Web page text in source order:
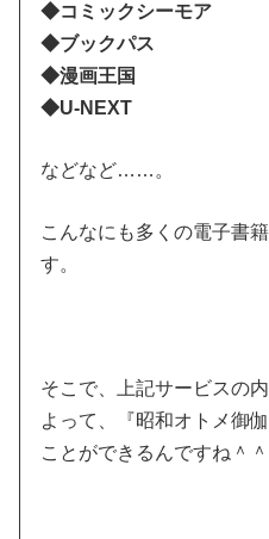
◆コミックシーモア
◆ブックパス
◆漫画王国
◆U-NEXT
などなど……。
こんなにも多くの電子書
す。
そこで、上記サービスの
よって、『昭和オトメ御
ことができるんですね＾＾